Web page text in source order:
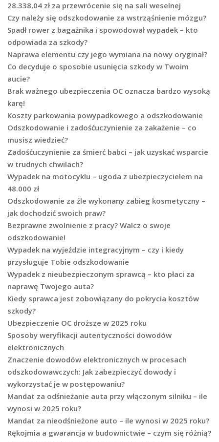
28.338,04 zł za przewrócenie się na sali weselnej
Czy należy się odszkodowanie za wstrząśnienie mózgu?
Spadł rower z bagażnika i spowodował wypadek – kto
odpowiada za szkody?
Naprawa elementu czy jego wymiana na nowy oryginał?
Co decyduje o sposobie usunięcia szkody w Twoim
aucie?
Brak ważnego ubezpieczenia OC oznacza bardzo wysoką
karę!
Koszty parkowania powypadkowego a odszkodowanie
Odszkodowanie i zadośćuczynienie za zakażenie – co
musisz wiedzieć?
Zadośćuczynienie za śmierć babci – jak uzyskać wsparcie
w trudnych chwilach?
Wypadek na motocyklu – ugoda z ubezpieczycielem na
48.000 zł
Odszkodowanie za źle wykonany zabieg kosmetyczny –
jak dochodzić swoich praw?
Bezprawne zwolnienie z pracy? Walcz o swoje
odszkodowanie!
Wypadek na wyjeździe integracyjnym – czy i kiedy
przysługuje Tobie odszkodowanie
Wypadek z nieubezpieczonym sprawcą – kto płaci za
naprawę Twojego auta?
Kiedy sprawca jest zobowiązany do pokrycia kosztów
szkody?
Ubezpieczenie OC droższe w 2025 roku
Sposoby weryfikacji autentyczności dowodów
elektronicznych
Znaczenie dowodów elektronicznych w procesach
odszkodowawczych: Jak zabezpieczyć dowody i
wykorzystać je w postępowaniu?
Mandat za odśnieżanie auta przy włączonym silniku – ile
wynosi w 2025 roku?
Mandat za nieodśnieżone auto – ile wynosi w 2025 roku?
Rękojmia a gwarancja w budownictwie – czym się różnią?